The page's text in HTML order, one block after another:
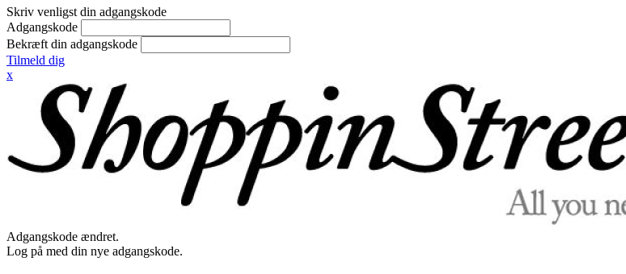
Skriv venligst din adgangskode
Adgangskode
Bekræft din adgangskode
Tilmeld dig
x
Adgangskode ændret.
Log på med din nye adgangskode.